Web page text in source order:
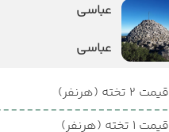
عباسی
عباسی
قیمت 2 تخته (هرنفر)
قیمت 1 تخته (هرنفر)